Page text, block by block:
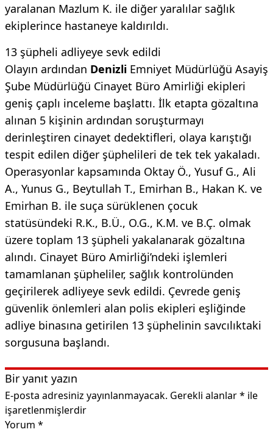
yaralanan Mazlum K. ile diğer yaralılar sağlık
ekiplerince hastaneye kaldırıldı.
13 şüpheli adliyeye sevk edildi
Olayın ardından Denizli Emniyet Müdürlüğü Asayiş
Şube Müdürlüğü Cinayet Büro Amirliği ekipleri
geniş çaplı inceleme başlattı. İlk etapta gözaltına
alınan 5 kişinin ardından soruşturmayı
derinleştiren cinayet dedektifleri, olaya karıştığı
tespit edilen diğer şüphelileri de tek tek yakaladı.
Operasyonlar kapsamında Oktay Ö., Yusuf G., Ali
A., Yunus G., Beytullah T., Emirhan B., Hakan K. ve
Emirhan B. ile suça sürüklenen çocuk
statüsündeki R.K., B.Ü., O.G., K.M. ve B.Ç. olmak
üzere toplam 13 şüpheli yakalanarak gözaltına
alındı. Cinayet Büro Amirliği’ndeki işlemleri
tamamlanan şüpheliler, sağlık kontrolünden
geçirilerek adliyeye sevk edildi. Çevrede geniş
güvenlik önlemleri alan polis ekipleri eşliğinde
adliye binasına getirilen 13 şüphelinin savcılıktaki
sorgusuna başlandı.
Bir yanıt yazın
E-posta adresiniz yayınlanmayacak. Gerekli alanlar* ile
işaretlenmişlerdir
Yorum *